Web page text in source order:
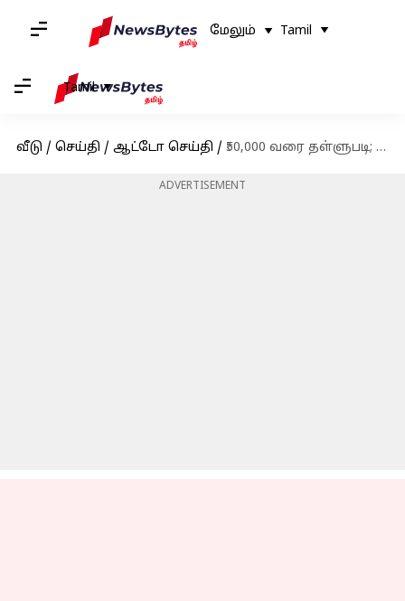
மேலும் Tamil
Tamil
வீடு / செய்தி / ஆட்டோ செய்தி / ₹50,000 வரை தள்ளுபடி; கர்வ்வ் கூபே எஸ்யூவி மாடலுக்கு சலுகைகளை அறிவித்தது டாடா
ADVERTISEMENT